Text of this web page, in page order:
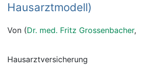
Ratgeber
Hausarztmodell)
Von (Dr. med. Fritz Grossenbacher,
Hausarztversicherung